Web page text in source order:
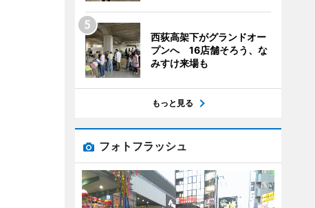
西荻高架下がグランドオー
プンへ 16店舗そろう、な
みすけ来場も
もっと見る
フォトフラッシュ